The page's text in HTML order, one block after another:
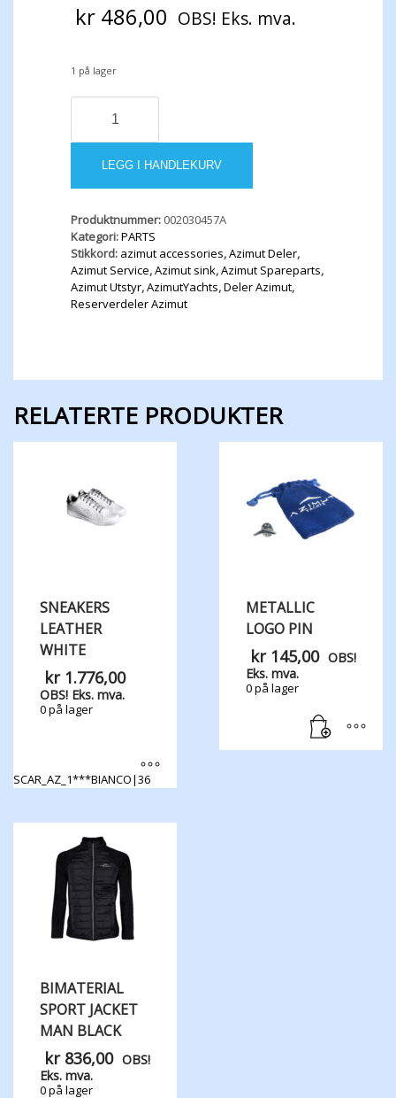
kr 486,00 OBS! Eks. mva.
1 på lager
Gasket
sliding
(002030457)
antall
LEGG I HANDLEKURV
Produktnummer: 002030457A
Kategori:PARTS
Stikkord: azimut accessories,Azimut Deler,
Azimut Service,Azimut sink,Azimut Spareparts,
Azimut Utstyr,AzimutYachts,Deler Azimut,
Reserverdeler Azimut
RELATERTE PRODUKTER
SNEAKERS
LEATHER
WHITE
kr1.776,00
OBS! Eks. mva.
0 på lager
SCAR_AZ_1***BIANCO|36
varianter.
Alternativene
METALLIC
LOGO PIN
kr145,00 OBS!
Eks. mva.
0 på lager
BIMATERIAL
SPORT JACKET
MAN BLACK
kr836,00 OBS!
Eks. mva.
0 på lager